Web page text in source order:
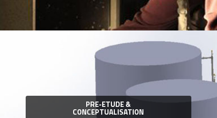
PRE-ETUDE &
CONCEPTUALISATION